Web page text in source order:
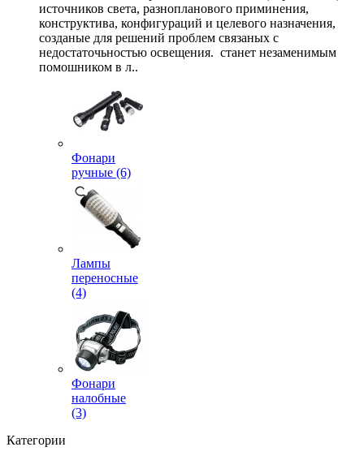
источников света, разнопланового приминения,
конструктива, конфигураций и целевого назначения,
созданые для решений проблем связаных с
недостаточьностью освещения. станет незаменимым
помошником в л..
Фонари
ручные (6)
Лампы
переносные
(4)
Фонари
налобные
(3)
Категории